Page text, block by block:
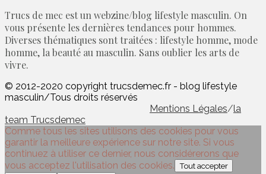
Trucs de mec est un webzine/blog lifestyle masculin. On
vous présente les dernières tendances pour hommes.
Diverses thématiques sont traitées : lifestyle homme, mode
homme, la beauté au masculin. Sans oublier les arts de
vivre.
© 2012-2020 copyright trucsdemec.fr - blog lifestyle
masculin/Tous droits réservés
Mentions Légales/la
team Trucsdemec
Comme tous les sites utilisons des cookies pour vous
garantir la meilleure expérience sur notre site. Si vous
continuez à utiliser ce dernier, nous considérerons que
vous acceptez l'utilisation des cookies. Tout accepter